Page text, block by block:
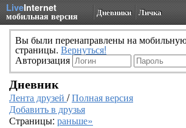
LiveInternet
мобильная версия Дневники Личка
Вы были перенаправлены на
страницы. Вернуться!
Авторизация
Дневник
Лента друзей /Полная версия
Добавить в друзья
Страницы: раньше»